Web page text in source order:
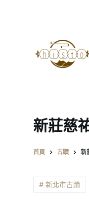
新莊慈
首頁 古蹟 新
# 新北市古蹟